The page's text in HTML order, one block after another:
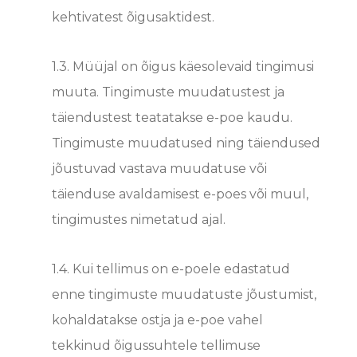
kehtivatest õigusaktidest.
1.3. Müüjal on õigus käesolevaid tingimusi
muuta. Tingimuste muudatustest ja
täiendustest teatatakse e-poe kaudu.
Tingimuste muudatused ning täiendused
jõustuvad vastava muudatuse või
täienduse avaldamisest e-poes või muul,
tingimustes nimetatud ajal.
1.4. Kui tellimus on e-poele edastatud
enne tingimuste muudatuste jõustumist,
kohaldatakse ostja ja e-poe vahel
tekkinud õigussuhtele tellimuse